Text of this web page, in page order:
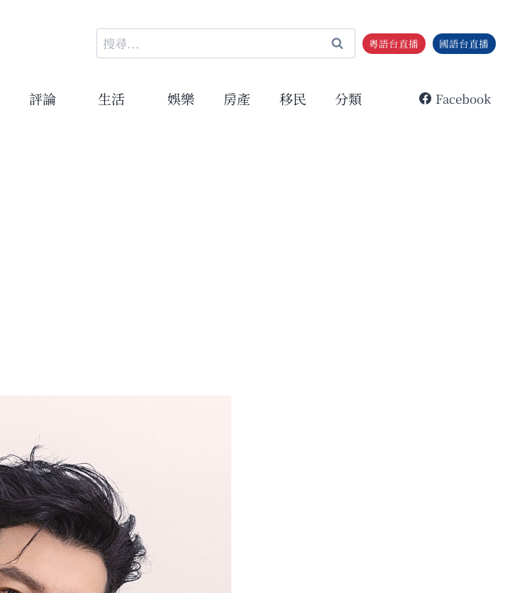
搜
尋
鍵
粵語台直播 國語台直播
評論 生活 娛樂 房產 移民 分類 Facebook